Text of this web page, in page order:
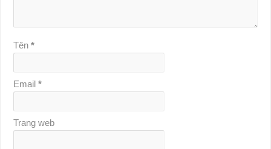
Tên*
Email*
Trang web